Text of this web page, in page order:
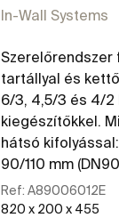
In-Wall Systems
Szerelőrendszer
tartállyal és
6/3, 4,5/3 és 4/2
kiegészítőkkel.
hátsó
90/110 mm
Ref: A89006012E
820 x 200 x 455